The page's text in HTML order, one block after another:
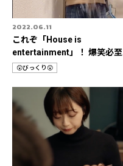
2022.06.11
これぞ「House is
entertainment」！ 爆笑必至
🔥おうちドッキリ動画🎥
カ
テ
ゴ
リ
😲びっくり😲